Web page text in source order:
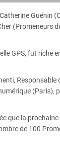
Guénin
(Promeneurs
GPS, fut riche
Responsable
(Paris),
que la
de 100